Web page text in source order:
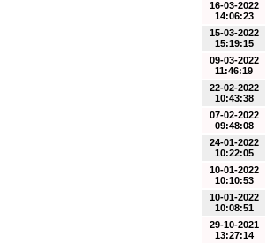
16-03-2022
14:06:23
15-03-2022
15:19:15
09-03-2022
11:46:19
22-02-2022
10:43:38
07-02-2022
09:48:08
24-01-2022
10:22:05
10-01-2022
10:10:53
10-01-2022
10:08:51
29-10-2021
13:27:14